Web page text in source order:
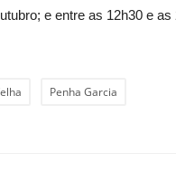
e entre as 12h30 e as
Penha Garcia